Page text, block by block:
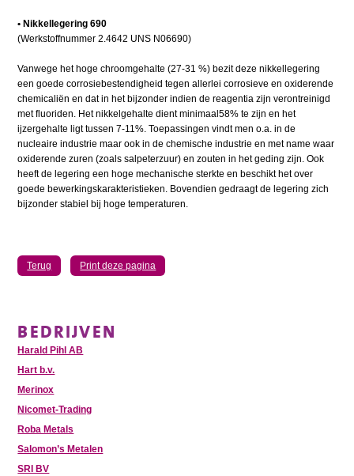
• Nikkellegering 690
(Werkstoffnummer 2.4642 UNS N06690)
Vanwege het hoge chroomgehalte (27-31 %) bezit deze nikkellegering
een goede corrosiebestendigheid tegen allerlei corrosieve en oxiderende
chemicaliën en dat in het bijzonder indien de reagentia zijn verontreinigd
met fluoriden. Het nikkelgehalte dient minimaal58% te zijn en het
ijzergehalte ligt tussen 7-11%. Toepassingen vindt men o.a. in de
nucleaire industrie maar ook in de chemische industrie en met name waar
oxiderende zuren (zoals salpeterzuur) en zouten in het geding zijn. Ook
heeft de legering een hoge mechanische sterkte en beschikt het over
goede bewerkingskarakteristieken. Bovendien gedraagt de legering zich
bijzonder stabiel bij hoge temperaturen.
Terug Print deze pagina
BEDRIJVEN
Harald Pihl AB
Hart b.v.
Merinox
Nicomet-Trading
Roba Metals
Salomon’s Metalen
SRI BV